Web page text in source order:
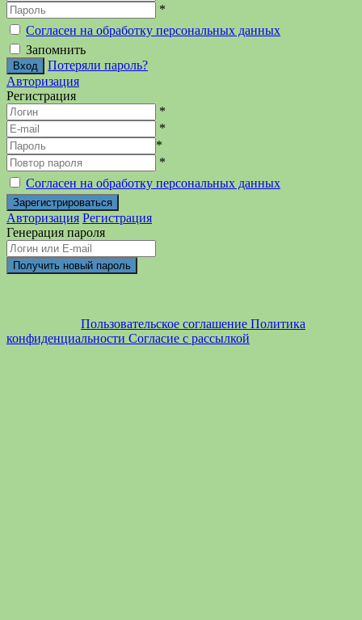
*
Согласен на обработку персональных данных
Запомнить
Потеряли пароль?
Авторизация
Регистрация
*
*
*
*
Согласен на обработку персональных данных
Авторизация Регистрация
Генерация пароля
Пользовательское соглашение Политика
конфиденциальности Согласие с рассылкой